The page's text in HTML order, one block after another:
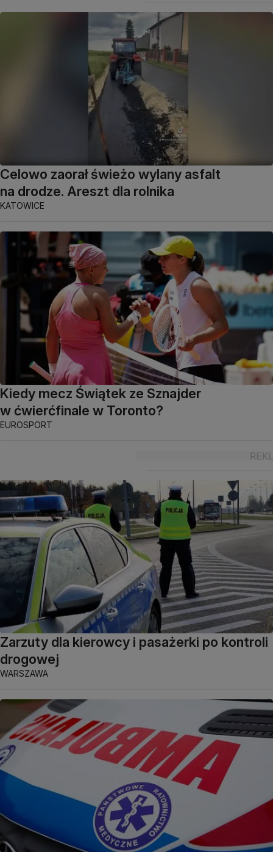
Celowo zaorał świeżo wylany asfalt
na drodze. Areszt dla rolnika
KATOWICE
Kiedy mecz Świątek ze Sznajder
w ćwierćfinale w Toronto?
EUROSPORT
Zarzuty dla kierowcy i pasażerki po kontroli
drogowej
WARSZAWA